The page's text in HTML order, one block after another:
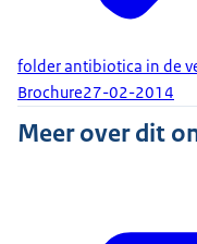
folder antibiotica in de
Brochure27-02-2014
Meer over dit